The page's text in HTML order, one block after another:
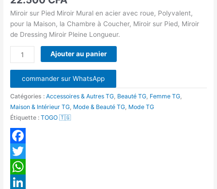
Miroir sur Pied Miroir Mural en acier avec roue, Polyvalent,
pour la Maison, la Chambre à Coucher, Miroir sur Pied, Miroir
de Dressing Miroir Pleine Longueur.
Polyvalent
petit
Ajouter au panier
commander sur WhatsApp
Catégories :Accessoires & Autres TG, Beauté TG, Femme TG,
Maison & Intérieur TG, Mode & Beauté TG, Mode TG
Étiquette :TOGO 🇹🇬
Facebook
Twitter
WhatsApp